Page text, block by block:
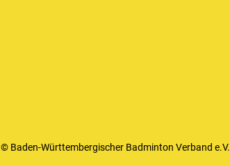
© Baden-Württembergischer Badminton Verband e.V.